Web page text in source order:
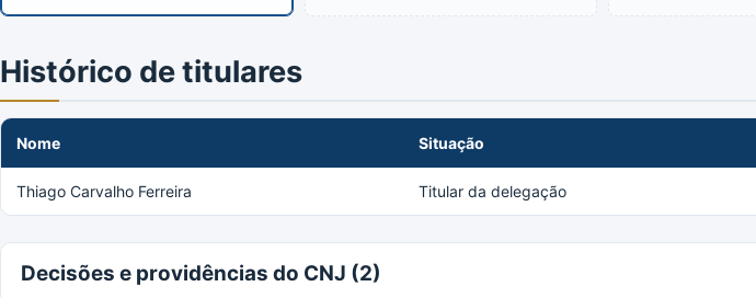
Histórico de titulares
Nome Situação
Thiago Carvalho Ferreira Titular da delegação
Decisões e providências do CNJ (2)